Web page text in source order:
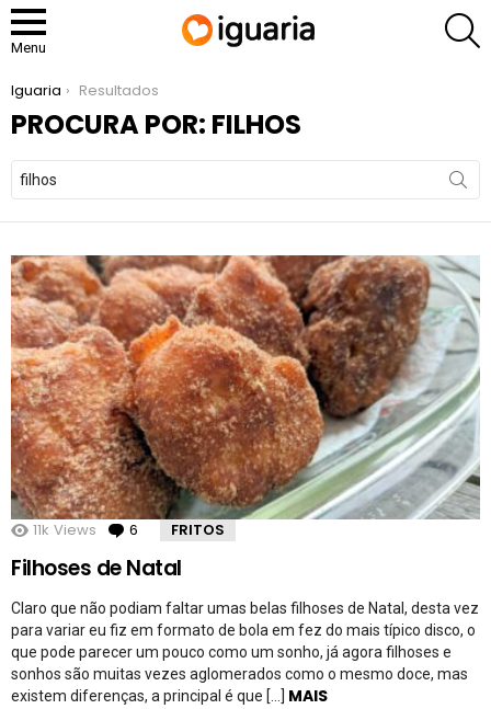
Menu
You are here:
Iguaria Resultados
PROCURA POR: FILHOS
Search
for:
11k Views 6 Comentários
FRITOS
Filhoses de Natal
Claro que não podiam faltar umas belas filhoses de Natal, desta vez
para variar eu fiz em formato de bola em fez do mais típico disco, o
que pode parecer um pouco como um sonho, já agora filhoses e
sonhos são muitas vezes aglomerados como o mesmo doce, mas
existem diferenças, a principal é que […] MAIS